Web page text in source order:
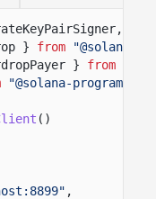
} from
"@solana/
} from
"@solana-program/
()
,